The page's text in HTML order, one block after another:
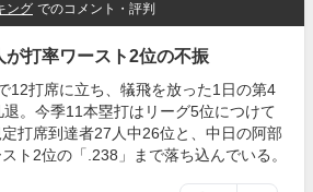
ング でのコメント・評判
が打率ワースト2位の不振
12打席に立ち、犠飛を放った1日の第4
。今季11本塁打はリーグ5位につけて
打席到達者27人中26位と、中日の阿部
ト2位の「.238」まで落ち込んでいる。